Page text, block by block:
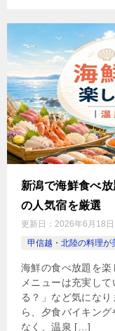
新潟で海鮮食べ
の人気宿を厳選
更新日： 2026年6月18日
甲信越・北陸の料理が
海鮮の食べ放題を
メニューは充実し
る？」など気にな
ら、夕食バイキン
なく、温泉 […]